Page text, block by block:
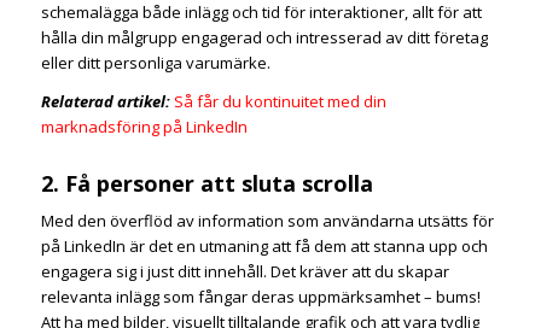
schemalägga både inlägg och tid för interaktioner, allt för att
hålla din målgrupp engagerad och intresserad av ditt företag
eller ditt personliga varumärke.
Relaterad artikel: Så får du kontinuitet med din
marknadsföring på LinkedIn
2. Få personer att sluta scrolla
Med den överflöd av information som användarna utsätts för
på LinkedIn är det en utmaning att få dem att stanna upp och
engagera sig i just ditt innehåll. Det kräver att du skapar
relevanta inlägg som fångar deras uppmärksamhet – bums!
Att ha med bilder, visuellt tilltalande grafik och att vara tydlig